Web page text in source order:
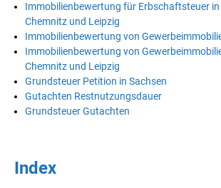
Immobilienbewertung für Erbschaftsteuer in
Chemnitz und Leipzig
Immobilienbewertung von
Immobilienbewertung von
Chemnitz und Leipzig
Grundsteuer Petition in Sachsen
Gutachten Restnutzungsdauer
Grundsteuer Gutachten
Index